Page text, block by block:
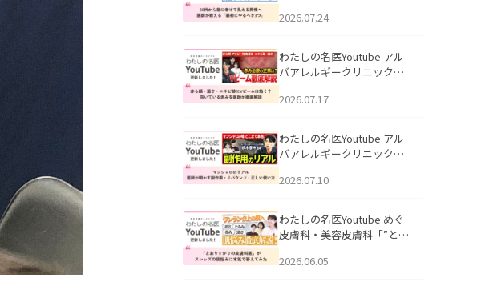
える男性へ｜医師が教える
公開いたしました。
2026.07.24
わたしの名医Youtube アル
バアレルギークリニック札
跡にVビームは効く？向いて
説」を公開いたしました。
2026.07.17
わたしの名医Youtube アル
バアレルギークリニック札
医師が明かす副作用・リバ
公開いたしました。
2026.07.10
わたしの名医Youtube めぐ
皮膚科・美容皮膚科「”とお
ッズの肌悩みに本気で答え
2026.06.05